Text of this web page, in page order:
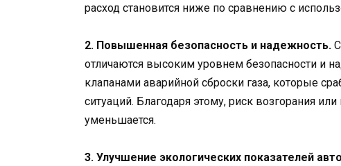
расход становится ниже по сравнению с
2. Повышенная безопасность и надежность.
отличаются высоким уровнем безопасности и
клапанами аварийной сброски газа, которые
ситуаций. Благодаря этому, риск возгорания
уменьшается.
3. Улучшение экологических показателей